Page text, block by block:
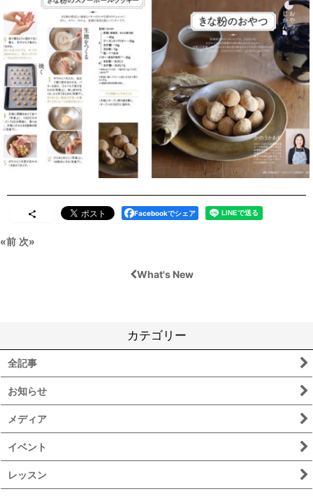
Facebookでシェア
«前 次»
What's New
カテゴリー
全記事
お知らせ
メディア
イベント
レッスン